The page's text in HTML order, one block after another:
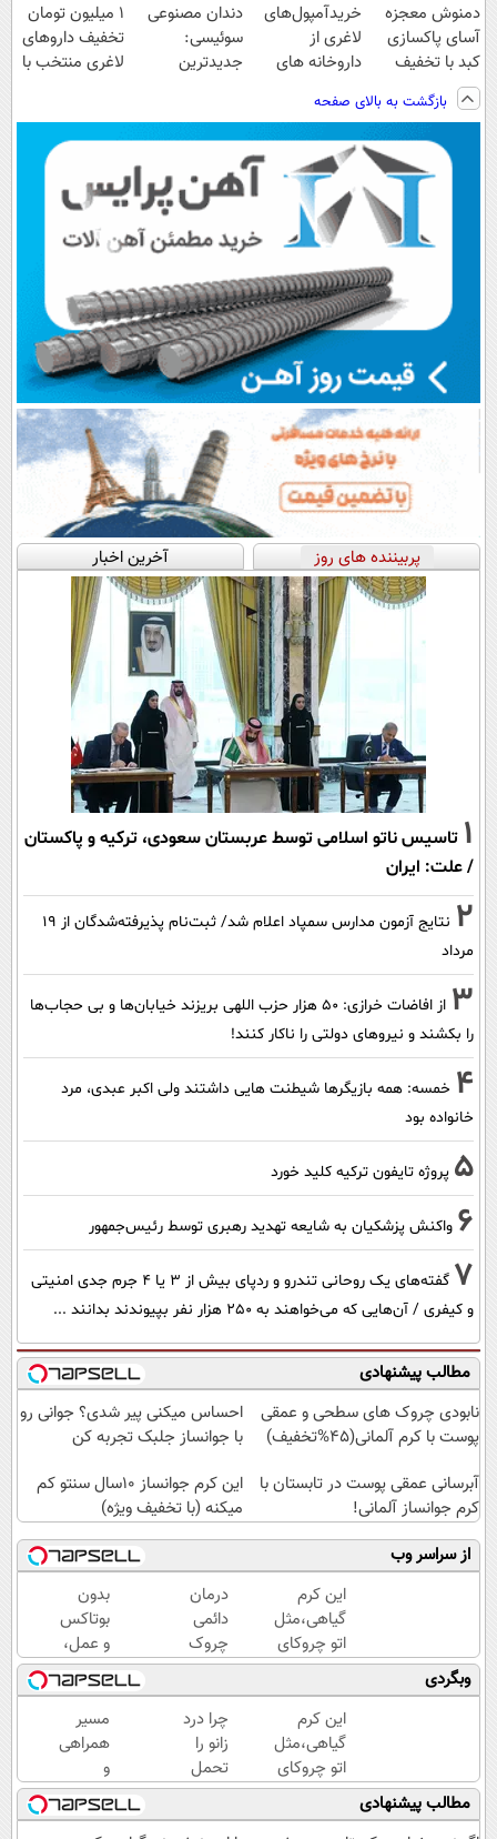
دمنوش معجزه
آسای پاکسازی
کبد با تخفیف
ویژه
خریدآمپول‌های
لاغری از
داروخانه های
فوری همراه با
پک یخ!
دندان مصنوعی
سوئیسی:
جدیدترین
پرداخت قسطی
۱ میلیون تومان
تخفیف داروهای
لاغری منتخب با
بازگشت به بالای صفحه
پربیننده های روز آخرین اخبار
1 تاسیس ناتو اسلامی توسط عربستان سعودی، ترکیه و پاکستان
/ علت: ایران
2
نتایج آزمون مدارس سمپاد اعلام شد/ ثبت‌نام پذیرفته‌شدگان از ۱۹
مرداد
3
از افاضات خرازی: ۵۰ هزار حزب اللهی بریزند خیابان‌ها و بی حجاب‌ها
را بکشند و نیرو‌های دولتی را ناکار کنند!
4 خمسه: همه بازیگرها شیطنت هایی داشتند ولی اکبر عبدی، مرد
خانواده بود
5 پروژه تایفون ترکیه کلید خورد
6 واکنش پزشکیان به شایعه تهدید رهبری توسط رئیس‌جمهور
7
گفته‌های یک روحانی تندرو و ردپای بیش از ۳ یا ۴ جرم جدی امنیتی
و کیفری / آن‌هایی که می‌خواهند به ۲۵۰ هزار نفر بپیوندند بدانند ...
مطالب پیشنهادی
نابودی چروک های سطحی و عمقی
پوست با کرم آلمانی(45%تخفیف)
احساس میکنی پیر شدی؟ جوانی رو
با جوانساز جلبک تجربه کن
آبرسانی عمقی پوست در تابستان با
کرم جوانساز آلمانی!
این کرم جوانساز 10سال سنتو کم
میکنه (با تخفیف ویژه)
از سراسر وب
این کرم
گیاهی،مثل
اتو چروکای
پوستتوصاف
میکنه!50%تخفیف
درمان
دائمی
چروک
های
پوستی
در
منزل!
خرید
محصول
با
بدون
بوتاکس
و عمل،
با این
کرم
جلبک،
پوستت
رو
جوان
کن
وبگردی
این کرم
گیاهی،مثل
اتو چروکای
پوستتوصاف
میکنه!50%تخفیف
چرا درد
زانو را
تحمل
می‌کنی؟
خیلی
مسیر
همراهی
و
گزارش
عملکرد
مطالب پیشنهادی